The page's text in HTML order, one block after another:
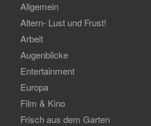
Allgemein
Altern- Lust und Frust!
Arbeit
Augenblicke
Entertainment
Europa
Film & Kino
Frisch aus dem Garten